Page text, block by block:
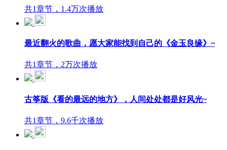
共1章节，1.4万次播放
最近翻火的歌曲，愿大家能找到自己的《金玉良缘》~
共1章节，2万次播放
古筝版《看的最远的地方》，人间处处都是好风光~
共1章节，9.6千次播放